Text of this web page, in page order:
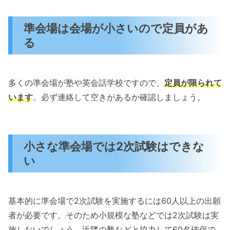
準会場は会場が小さいので定員があ
る
多くの準会場が塾や英会話学校ですので、 定員が限られて
います。必ず連絡して空きがあるか確認しましょう。
小さな準会場では2次試験はできな
い
基本的に準会場で2次試験を実施するには60人以上の出願
者が必要です。そのため小規模な塾などでは2次試験は実